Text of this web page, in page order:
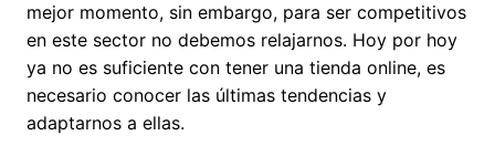
mejor momento, sin embargo, para ser competitivos
en este sector no debemos relajarnos. Hoy por hoy
ya no es suficiente con tener una tienda online, es
necesario conocer las últimas tendencias y
adaptarnos a ellas.